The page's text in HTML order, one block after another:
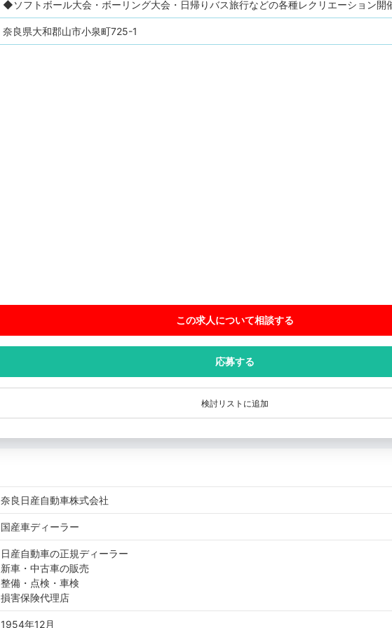
◆ソフトボール大会・ボーリング大会・日帰りバス旅行などの各種レクリエーション開
奈良県大和郡山市小泉町725-1
この求人について相談する
応募する
検討リストに追加
奈良日産自動車株式会社
国産車ディーラー
日産自動車の正規ディーラー
新車・中古車の販売
整備・点検・車検
損害保険代理店
1954年12月